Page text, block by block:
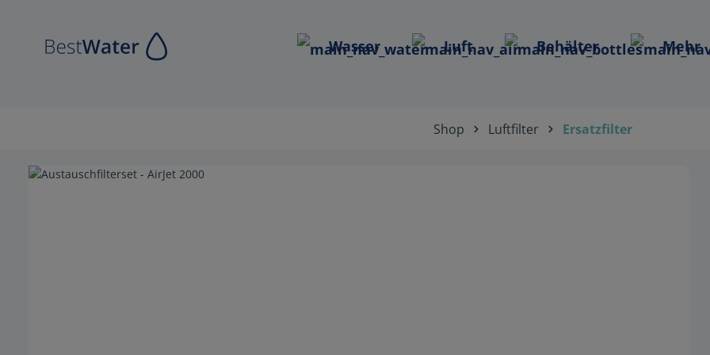
Wasser Luft Behälter Mehr
Shop Luftfilter Ersatzfilter
Bildergalerie überspringen